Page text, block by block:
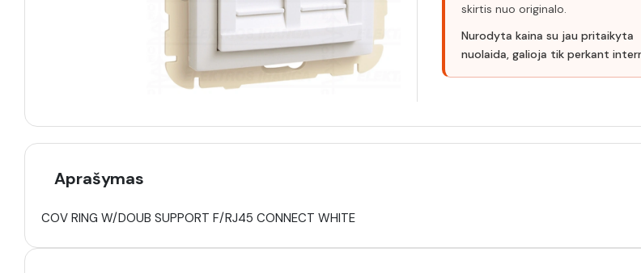
skirtis nuo originalo.
Nurodyta kaina su jau pritaikyta
nuolaida, galioja tik perkant
Aprašymas
COV RING W/DOUB SUPPORT F/RJ45 CONNECT WHITE